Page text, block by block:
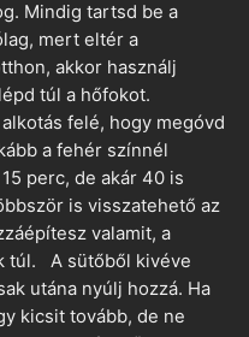
Mindig tartsd be a
mert eltér a
akkor használj
túl a hőfokot.
felé, hogy megóvd
a fehér színnél
perc, de akár 40 is
is visszatehető az
valamit, a
túl. A sütőből kivéve
utána nyúlj hozzá. Ha
kicsit tovább, de ne